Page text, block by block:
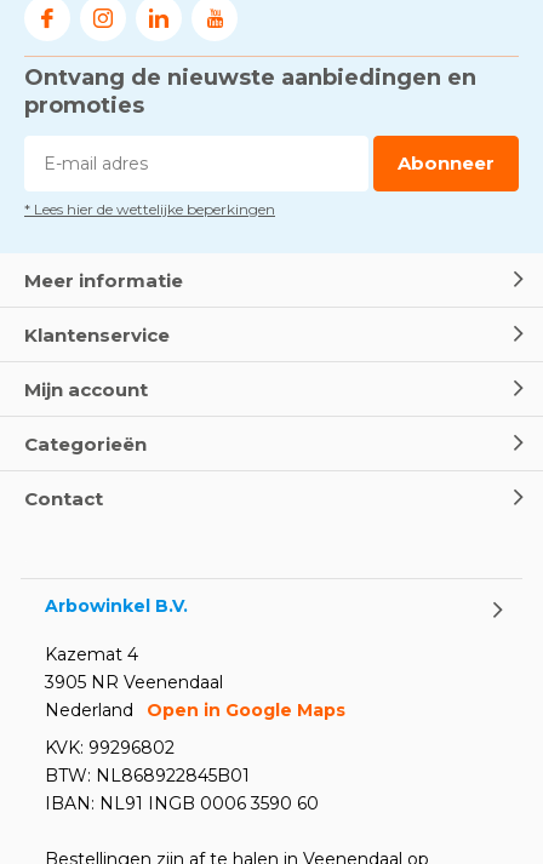
Ontvang de nieuwste aanbiedingen en
promoties
Abonneer
* Lees hier de wettelijke beperkingen
Meer informatie
Klantenservice
Mijn account
Categorieën
Contact
Arbowinkel B.V.
Kazemat 4
3905 NR Veenendaal
Nederland
Open in Google Maps
KVK: 99296802
BTW: NL868922845B01
IBAN: NL91 INGB 0006 3590 60
Bestellingen zijn af te halen in Veenendaal op